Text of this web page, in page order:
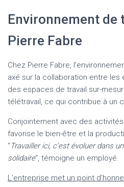
Environnement de
Pierre Fabre
Chez Pierre Fabre,
axé sur la collaboration entre les
des espaces de travail sur-
télétravail, ce qui contribue à un
Conjointement avec des
favorise le bien-être et la
“Travailler ici, c’est évoluer dans
solidaire“, témoigne un employé.
L’entreprise met un point